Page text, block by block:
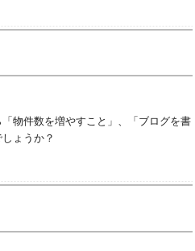
物件数を増やすこと」、「ブログを書
ょうか？